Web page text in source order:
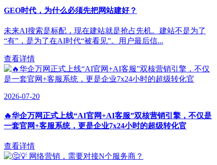
GEO时代，为什么必须先把网站建好？
未来AI搜索是标配，现在建站就是抢占先机。建站不是为了
“有”，是为了在AI时代“被看见”。用户最后信...
查看详情
2026-07-20
🔥华企万网正式上线“AI官网+AI客服”双核营销引擎，不仅是
一套官网+客服系统，更是企业7x24小时的超级转化官
查看详情